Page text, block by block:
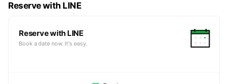
Reserve with LINE
Reserve with LINE
Book a date now. It's easy.